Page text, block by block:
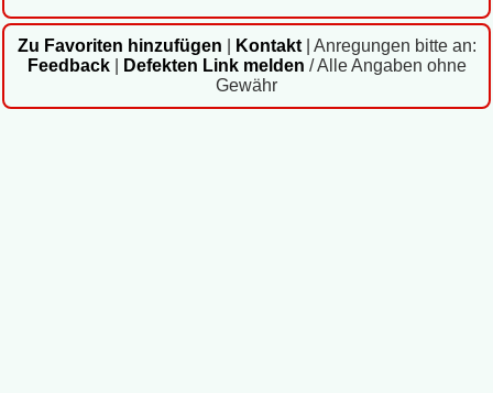
Zu Favoriten hinzufügen Kontakt| Anregungen bitte an:
Feedback| Defekten Link melden / Alle Angaben ohne
Gewähr